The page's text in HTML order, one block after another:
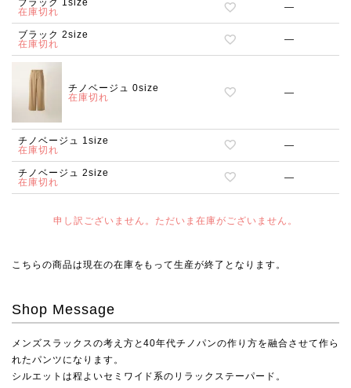
ブラック 1size
在庫切れ
—
ブラック 2size
在庫切れ
—
チノベージュ 0size
在庫切れ
—
チノベージュ 1size
在庫切れ
—
チノベージュ 2size
在庫切れ
—
申し訳ございません。ただいま在庫がございません。
こちらの商品は現在の在庫をもって生産が終了となります。
Shop Message
メンズスラックスの考え方と40年代チノパンの作り方を融合させて作ら
れたパンツになります。
シルエットは程よいセミワイド系のリラックステーパード。